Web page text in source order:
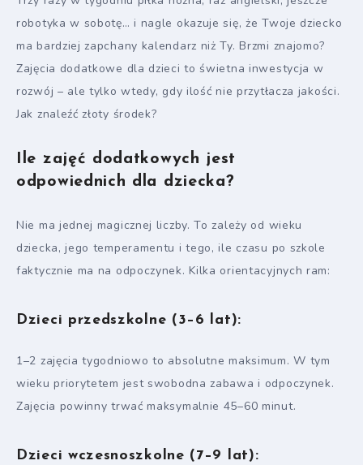
robotyka w sobotę… i nagle okazuje się, że Twoje dziecko
ma bardziej zapchany kalendarz niż Ty. Brzmi znajomo?
Zajęcia dodatkowe dla dzieci to świetna inwestycja w
rozwój – ale tylko wtedy, gdy ilość nie przytłacza jakości.
Jak znaleźć złoty środek?
Ile zajęć dodatkowych jest
odpowiednich dla dziecka?
Nie ma jednej magicznej liczby. To zależy od wieku
dziecka, jego temperamentu i tego, ile czasu po szkole
faktycznie ma na odpoczynek. Kilka orientacyjnych ram:
Dzieci przedszkolne (3–6 lat):
1–2 zajęcia tygodniowo to absolutne maksimum. W tym
wieku priorytetem jest swobodna zabawa i odpoczynek.
Zajęcia powinny trwać maksymalnie 45–60 minut.
Dzieci wczesnoszkolne (7–9 lat):